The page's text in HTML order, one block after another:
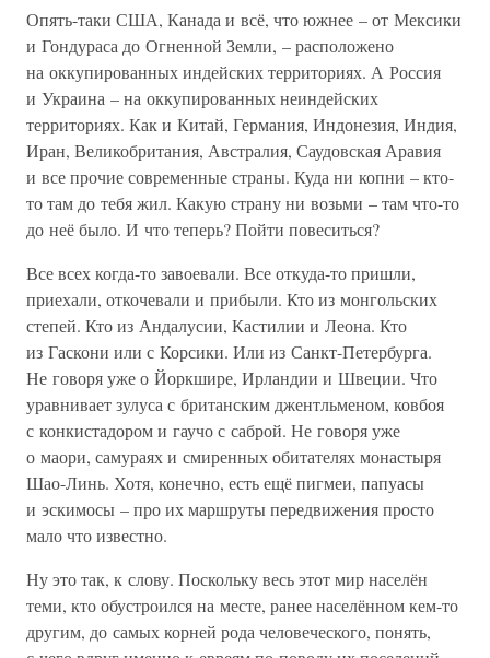
Опять-таки США, Канада и всё, что южнее – от Мексики
и Гондураса до Огненной Земли, – расположено
на оккупированных индейских территориях. А Россия
и Украина – на оккупированных неиндейских
территориях. Как и Китай, Германия, Индонезия, Индия,
Иран, Великобритания, Австралия, Саудовская Аравия
и все прочие современные страны. Куда ни копни – кто-
то там до тебя жил. Какую страну ни возьми – там что-то
до неё было. И что теперь? Пойти повеситься?
Все всех когда-то завоевали. Все откуда-то пришли,
приехали, откочевали и прибыли. Кто из монгольских
степей. Кто из Андалусии, Кастилии и Леона. Кто
из Гаскони или с Корсики. Или из Санкт-Петербурга.
Не говоря уже о Йоркшире, Ирландии и Швеции. Что
уравнивает зулуса с британским джентльменом, ковбоя
с конкистадором и гаучо с саброй. Не говоря уже
о маори, самураях и смиренных обитателях монастыря
Шао-Линь. Хотя, конечно, есть ещё пигмеи, папуасы
и эскимосы – про их маршруты передвижения просто
мало что известно.
Ну это так, к слову. Поскольку весь этот мир населён
теми, кто обустроился на месте, ранее населённом кем-то
другим, до самых корней рода человеческого, понять,